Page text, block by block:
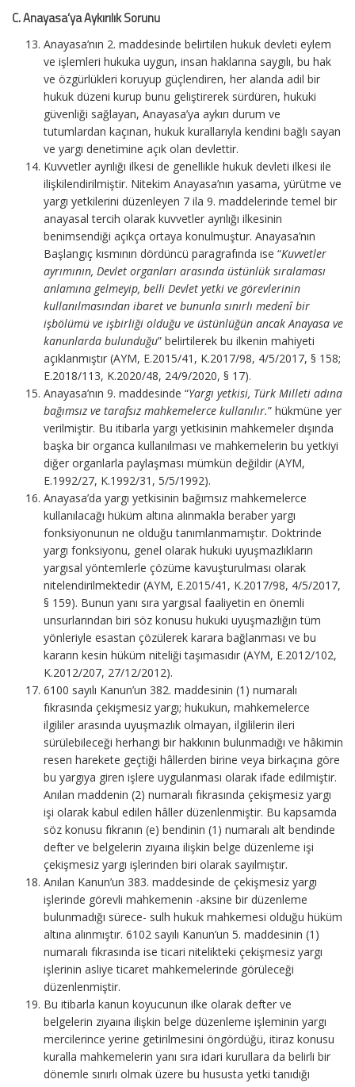
C. Anayasa’ya Aykırılık Sorunu
Anayasa’nın 2. maddesinde belirtilen hukuk devleti eylem
ve işlemleri hukuka uygun, insan haklarına saygılı, bu hak
ve özgürlükleri koruyup güçlendiren, her alanda adil bir
hukuk düzeni kurup bunu geliştirerek sürdüren, hukuki
güvenliği sağlayan, Anayasa’ya aykırı durum ve
tutumlardan kaçınan, hukuk kurallarıyla kendini bağlı sayan
ve yargı denetimine açık olan devlettir.
Kuvvetler ayrılığı ilkesi de genellikle hukuk devleti ilkesi ile
ilişkilendirilmiştir. Nitekim Anayasa’nın yasama, yürütme ve
yargı yetkilerini düzenleyen 7 ila 9. maddelerinde temel bir
anayasal tercih olarak kuvvetler ayrılığı ilkesinin
benimsendiği açıkça ortaya konulmuştur. Anayasa’nın
Başlangıç kısmının dördüncü paragrafında ise “Kuvvetler
ayrımının, Devlet organları arasında üstünlük sıralaması
anlamına gelmeyip, belli Devlet yetki ve görevlerinin
kullanılmasından ibaret ve bununla sınırlı medenî bir
işbölümü ve işbirliği olduğu ve üstünlüğün ancak Anayasa ve
kanunlarda bulunduğu” belirtilerek bu ilkenin mahiyeti
açıklanmıştır (AYM, E.2015/41, K.2017/98, 4/5/2017, § 158;
E.2018/113, K.2020/48, 24/9/2020, § 17).
Anayasa’nın 9. maddesinde “Yargı yetkisi, Türk Milleti adına
bağımsız ve tarafsız mahkemelerce kullanılır.” hükmüne yer
verilmiştir. Bu itibarla yargı yetkisinin mahkemeler dışında
başka bir organca kullanılması ve mahkemelerin bu yetkiyi
diğer organlarla paylaşması mümkün değildir (AYM,
E.1992/27, K.1992/31, 5/5/1992).
Anayasa’da yargı yetkisinin bağımsız mahkemelerce
kullanılacağı hüküm altına alınmakla beraber yargı
fonksiyonunun ne olduğu tanımlanmamıştır. Doktrinde
yargı fonksiyonu, genel olarak hukuki uyuşmazlıkların
yargısal yöntemlerle çözüme kavuşturulması olarak
nitelendirilmektedir (AYM, E.2015/41, K.2017/98, 4/5/2017,
§ 159). Bunun yanı sıra yargısal faaliyetin en önemli
unsurlarından biri söz konusu hukuki uyuşmazlığın tüm
yönleriyle esastan çözülerek karara bağlanması ve bu
kararın kesin hüküm niteliği taşımasıdır (AYM, E.2012/102,
K.2012/207, 27/12/2012).
6100 sayılı Kanun’un 382. maddesinin (1) numaralı
fıkrasında çekişmesiz yargı; hukukun, mahkemelerce
ilgililer arasında uyuşmazlık olmayan, ilgililerin ileri
sürülebileceği herhangi bir hakkının bulunmadığı ve hâkimin
resen harekete geçtiği hâllerden birine veya birkaçına göre
bu yargıya giren işlere uygulanması olarak ifade edilmiştir.
Anılan maddenin (2) numaralı fıkrasında çekişmesiz yargı
işi olarak kabul edilen hâller düzenlenmiştir. Bu kapsamda
söz konusu fıkranın (e) bendinin (1) numaralı alt bendinde
defter ve belgelerin zıyaına ilişkin belge düzenleme işi
çekişmesiz yargı işlerinden biri olarak sayılmıştır.
Anılan Kanun’un 383. maddesinde de çekişmesiz yargı
işlerinde görevli mahkemenin -aksine bir düzenleme
bulunmadığı sürece- sulh hukuk mahkemesi olduğu hüküm
altına alınmıştır. 6102 sayılı Kanun’un 5. maddesinin (1)
numaralı fıkrasında ise ticari nitelikteki çekişmesiz yargı
işlerinin asliye ticaret mahkemelerinde görüleceği
düzenlenmiştir.
Bu itibarla kanun koyucunun ilke olarak defter ve
belgelerin zıyaına ilişkin belge düzenleme işleminin yargı
mercilerince yerine getirilmesini öngördüğü, itiraz konusu
kuralla mahkemelerin yanı sıra idari kurullara da belirli bir
dönemle sınırlı olmak üzere bu hususta yetki tanıdığı